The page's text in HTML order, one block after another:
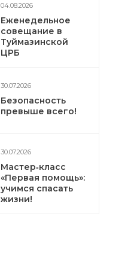
04.08.2026
Еженедельное
совещание в
Туймазинской
ЦРБ
30.07.2026
Безопасность
превыше всего!
30.07.2026
Мастер‑класс
«Первая помощь»:
учимся спасать
жизни!